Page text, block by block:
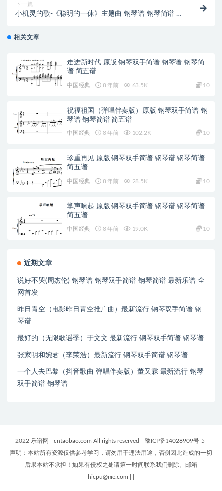
下一篇
小机灵的歌-《聪明的一休》主题曲 钢琴谱 钢琴简谱 钢
相关文章
走进新时代 原版 钢琴双手简谱 钢琴谱 钢琴简
谱 简五谱
中国经典 8 年前 63.5K 10
祝福祖国（弹唱伴奏版）原版 钢琴双手简谱 钢
琴谱 钢琴简谱 简五谱
中国经典 8 年前 102.2K 10
珍重再见 原版 钢琴双手简谱 钢琴谱 钢琴简谱
简五谱
中国经典 8 年前 28.5K 10
掌声响起 原版 钢琴双手简谱 钢琴谱 钢琴简谱
简五谱
中国经典 8 年前 19.0K 10
近期文章
说好不哭(周杰伦) 钢琴谱 钢琴双手简谱 钢琴简谱 最新乐谱 全
网首发
昨日青空（电影昨日青空推广曲）最新流行 钢琴双手简谱 钢
琴谱
最好的（无限歌谣季）于文文 最新流行 钢琴双手简谱 钢琴谱
张家明和婉君（李荣浩）最新流行 钢琴双手简谱 钢琴谱
一个人去巴黎（抖音歌曲 弹唱伴奏版）董又霖 最新流行 钢琴
双手简谱 钢琴谱
2022 乐谱网 - dntaobao.com All rights reserved
豫ICP备14028909号-5
声明：本站所有资源仅供参考学习，请勿用于违法用途，否侧因此造成的一切
后果本站不承担！如果有侵权之处请第一时间联系我们删除。邮箱
hicpu@me.com